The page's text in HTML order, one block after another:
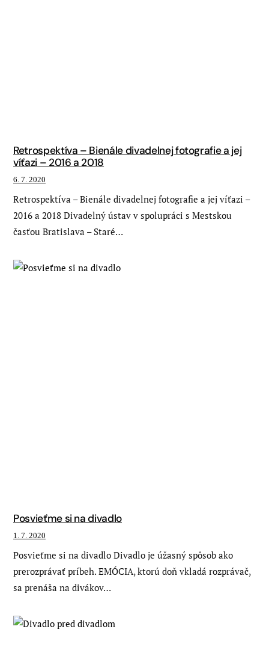
Retrospektíva – Bienále divadelnej fotografie a jej
víťazi – 2016 a 2018
6. 7. 2020
Retrospektíva – Bienále divadelnej fotografie a jej víťazi –
2016 a 2018 Divadelný ústav v spolupráci s Mestskou
časťou Bratislava – Staré…
Posvieťme si na divadlo
1. 7. 2020
Posvieťme si na divadlo Divadlo je úžasný spôsob ako
prerozprávať príbeh. EMÓCIA, ktorú doň vkladá rozprávač,
sa prenáša na divákov…